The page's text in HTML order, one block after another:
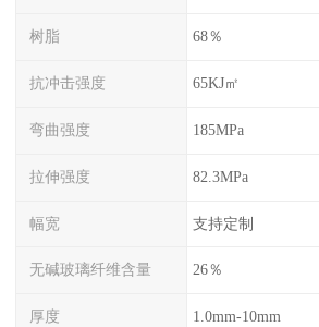
树脂 68％
抗冲击强度 65KJ㎡
弯曲强度 185MPa
拉伸强度 82.3MPa
幅宽 支持定制
无碱玻璃纤维含量 26％
厚度 1.0mm-10mm